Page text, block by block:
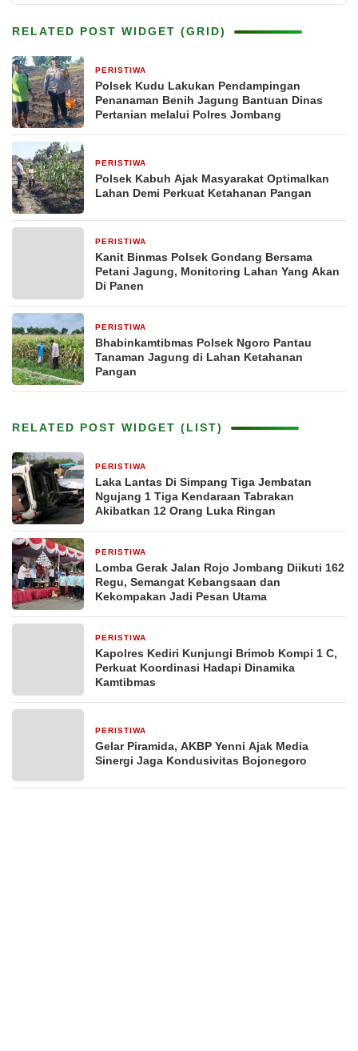
RELATED POST WIDGET (GRID)
PERISTIWA
Polsek Kudu Lakukan Pendampingan
Penanaman Benih Jagung Bantuan Dinas
Pertanian melalui Polres Jombang
PERISTIWA
Polsek Kabuh Ajak Masyarakat Optimalkan
Lahan Demi Perkuat Ketahanan Pangan
PERISTIWA
Kanit Binmas Polsek Gondang Bersama
Petani Jagung, Monitoring Lahan Yang Akan
Di Panen
PERISTIWA
Bhabinkamtibmas Polsek Ngoro Pantau
Tanaman Jagung di Lahan Ketahanan
Pangan
RELATED POST WIDGET (LIST)
PERISTIWA
Laka Lantas Di Simpang Tiga Jembatan
Ngujang 1 Tiga Kendaraan Tabrakan
Akibatkan 12 Orang Luka Ringan
PERISTIWA
Lomba Gerak Jalan Rojo Jombang Diikuti 162
Regu, Semangat Kebangsaan dan
Kekompakan Jadi Pesan Utama
PERISTIWA
Kapolres Kediri Kunjungi Brimob Kompi 1 C,
Perkuat Koordinasi Hadapi Dinamika
Kamtibmas
PERISTIWA
Gelar Piramida, AKBP Yenni Ajak Media
Sinergi Jaga Kondusivitas Bojonegoro